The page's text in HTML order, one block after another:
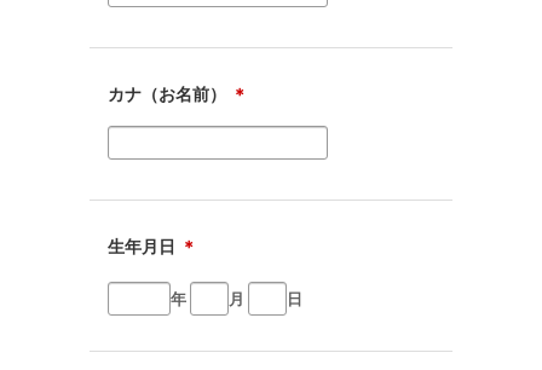
カナ（お名前） ＊
生年月日 ＊
年 月 日